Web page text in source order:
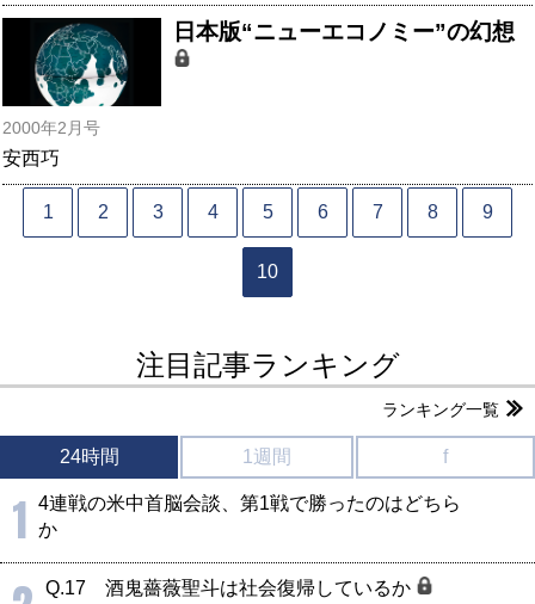
日本版“ニューエコノミー”の幻想
2000年2月号
安西巧
1 2 3 4 5 6 7 8 9
10
注目記事ランキング
ランキング一覧
24時間 1週間 f
1 4連戦の米中首脳会談、第1戦で勝ったのはどちら
か
Q.17 酒鬼薔薇聖斗は社会復帰しているか